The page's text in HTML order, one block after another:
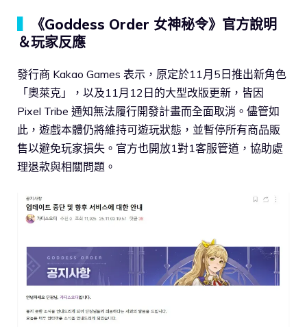
《Goddess Order 女神秘令》官方說明
＆玩家反應
發行商 Kakao Games 表示，原定於11月5日推出新角色
「奧萊克」，以及11月12日的大型改版更新，皆因
Pixel Tribe 通知無法履行開發計畫而全面取消。儘管如
此，遊戲本體仍將維持可遊玩狀態，並暫停所有商品販
售以避免玩家損失。官方也開放1對1客服管道，協助處
理退款與相關問題。